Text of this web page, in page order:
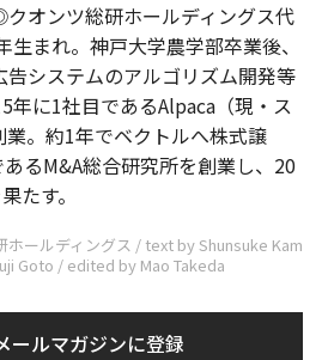
オンツ総研ホールディングス代
まれ。神戸大学農学部卒業後、
システムのアルゴリズム開発等
年に1社目であるAlpaca（現・ス
。約1年でベクトルへ株式譲
るM&A総合研究所を創業し、20
たす。
ールディングス / text by Shunsuke Kam
Goto / edited by Mao Takeda
ールマガジンに登録